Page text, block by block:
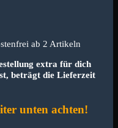
ab 2 Artikeln
extra für dich
beträgt die Lieferzeit
unten achten!